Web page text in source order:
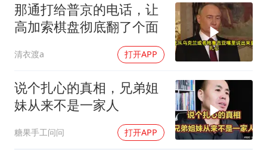
那通打给普京的电话，让
高加索棋盘彻底翻了个面
清衣渡a 打开APP
说个扎心的真相，兄弟姐
妹从来不是一家人
糖果手工问问 打开APP